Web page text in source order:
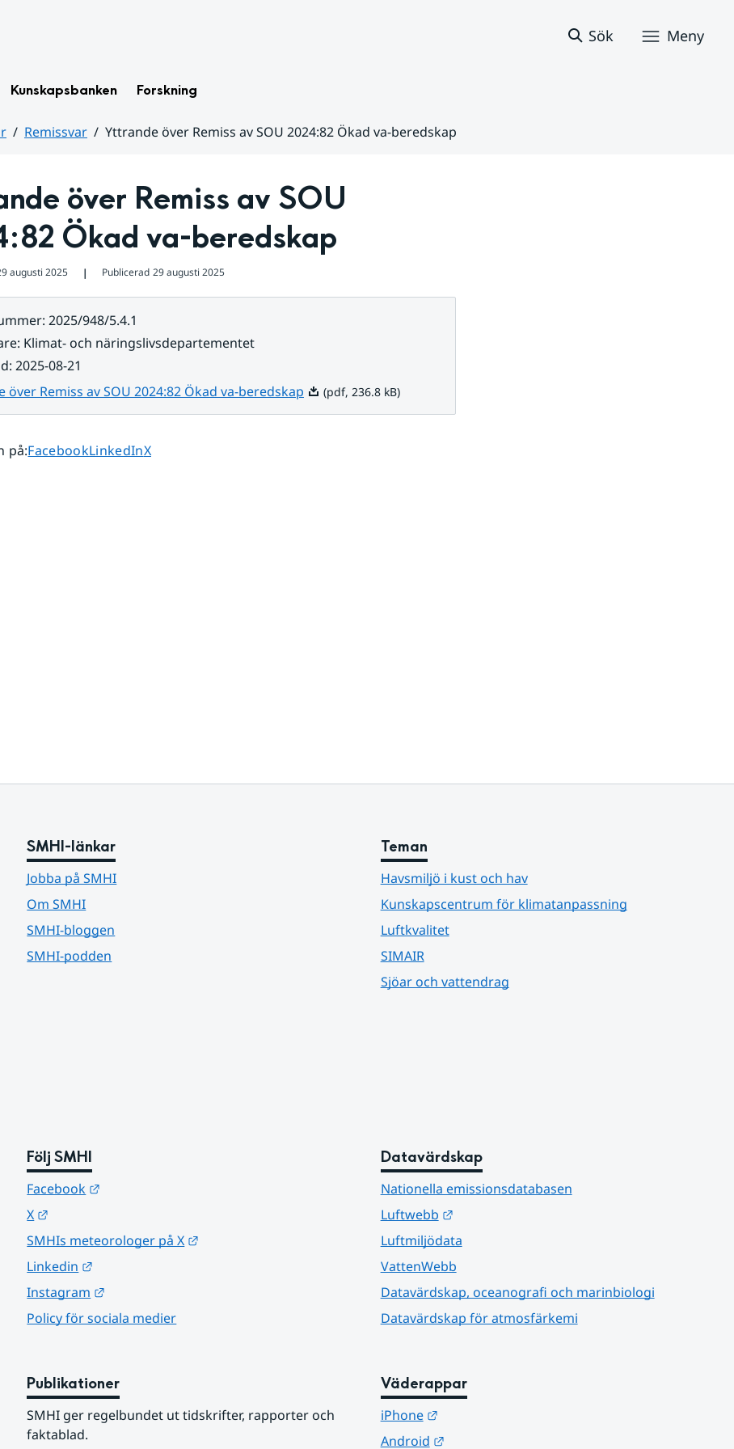
Sök Meny
Kunskapsbanken Forskning
Remissvar
Yttrande över Remiss av SOU 2024:82 Ökad va-beredskap
över Remiss av SOU
Ökad va-beredskap
augusti 2025 ❘ Publicerad 29 augusti 2025
: 2025/948/5.4.1
: Klimat- och näringslivsdepartementet
: 2025-08-21
över Remiss av SOU 2024:82 Ökad va-beredskapPdf, 236.8 kB.
(pdf, 236.8 kB)
på:Dela sidan på
FacebookDela sidan på
LinkedInDela sidan på
X
SMHI-länkar
Jobba på SMHI
Om SMHI
SMHI-bloggen
SMHI-podden
Teman
Havsmiljö i kust och hav
Kunskapscentrum för klimatanpassning
Luftkvalitet
SIMAIR
Sjöar och vattendrag
Följ SMHI
Facebook
X
SMHIs meteorologer på X
Linkedin
Instagram
Policy för sociala medier
Datavärdskap
Nationella emissionsdatabasen
Luftwebb
Länk till annan webbplats.
Luftmiljödata
VattenWebb
Datavärdskap, oceanografi och marinbiologi
Datavärdskap för atmosfärkemi
Publikationer
SMHI ger regelbundet ut tidskrifter, rapporter och
faktablad.
Väderappar
iPhone
Länk till annan webbplats.
Android
Länk till annan webbplats.